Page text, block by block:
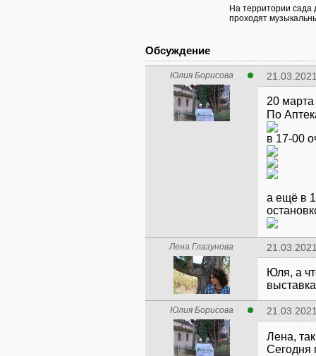
На территории сада
проходят
Обсуждение
Юлия Борисова
20 марта
По
а ещё в
Лена Глазунова
Юля, а
Юлия Борисова
Лена,
Сегодня